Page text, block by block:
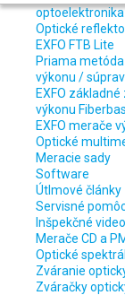
optoelektronika
Optické
EXFO FTB Lite
Priama
výkonu /
EXFO
výkonu
EXFO merače
Optické
Meracie sady
Software
Útlmové články
Servisné
Inšpekčné
Merače CD a
Optické
Zváranie
Zváračky